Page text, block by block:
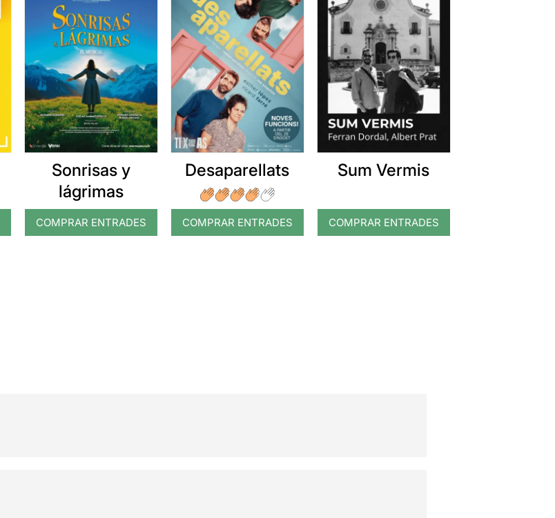
Sonrisas y
lágrimas
COMPRAR ENTRADES
Desaparellats
COMPRAR ENTRADES
Sum Vermis
COMPRAR ENTRADES